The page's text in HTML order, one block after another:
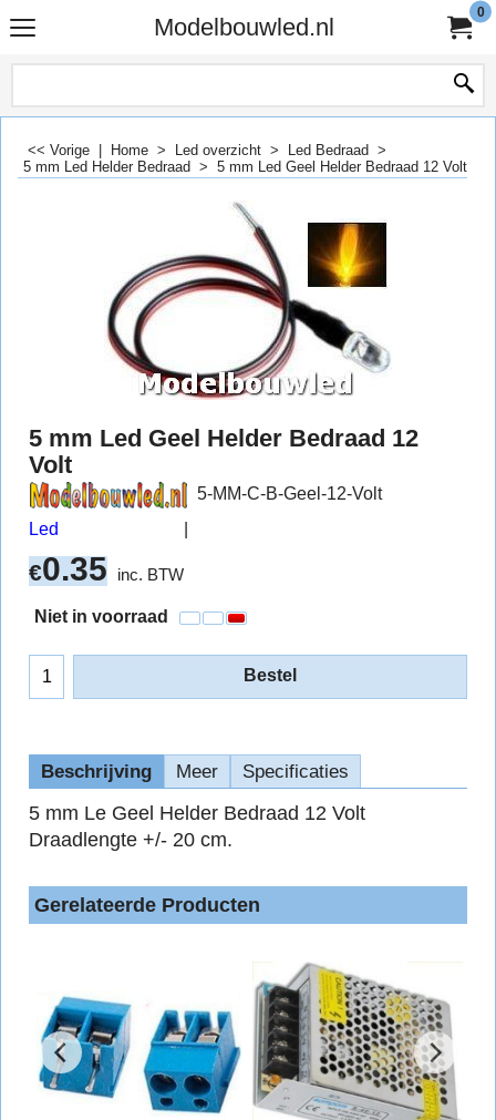
Modelbouwled.nl
0
<< Vorige Home > Led overzicht > Led Bedraad >
5 mm Led Helder Bedraad > 5 mm Led Geel Helder Bedraad 12 Volt
5 mm Led Geel Helder Bedraad 12
Volt
Led
5-MM-C-B-Geel-12-Volt
€0.35 inc. BTW
Niet in voorraad
Bestel
Beschrijving Meer Specificaties
5 mm Le Geel Helder Bedraad 12 Volt
Draadlengte +/- 20 cm.
Gerelateerde Producten